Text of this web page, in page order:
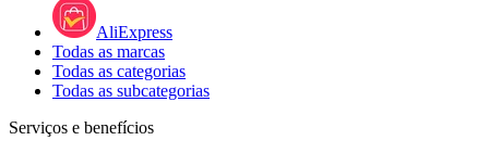
AliExpress
Todas as marcas
Todas as categorias
Todas as subcategorias
Serviços e benefícios